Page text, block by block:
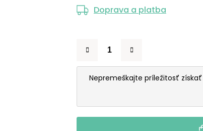
Doprava a platba
Nepremeškajte príležitosť